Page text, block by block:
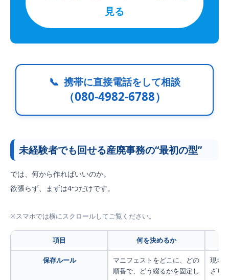
見る
📞 携帯に直接電話をして相談
（080-4982-6788）
未経験者でも回せる産廃事務の“最初の型”
では、何から作ればいいのか。
欲張らず、まずは4つだけです。
※スマホでは横にスクロールしてご覧ください。
項目 何を決めるか
保存ルール
マニフェストをどこに、どの
順番で、どう綴るかを固定し
現場
ざり